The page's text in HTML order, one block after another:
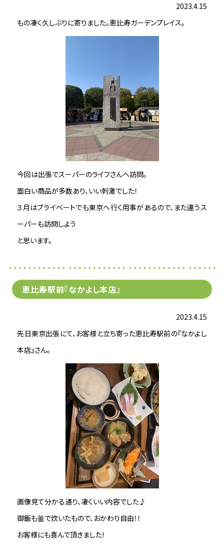
2023.4.15
もの凄く久しぶりに寄りました。恵比寿ガーデンプレイス。
今回は出張でスーパーのライフさんへ訪問。
面白い商品が多数あり、いい刺激でした！
３月はプライベートでも東京へ行く用事があるので、また違うス
ーパーも訪問しよう
と思います。
恵比寿駅前『なかよし本店』
2023.4.15
先日東京出張にて、お客様と立ち寄った恵比寿駅前の『なかよし
本店』さん。
画像見て分かる通り、凄くいい内容でした♪
御飯も釜で炊いたもので、おかわり自由！！
お客様にも喜んで頂きました！